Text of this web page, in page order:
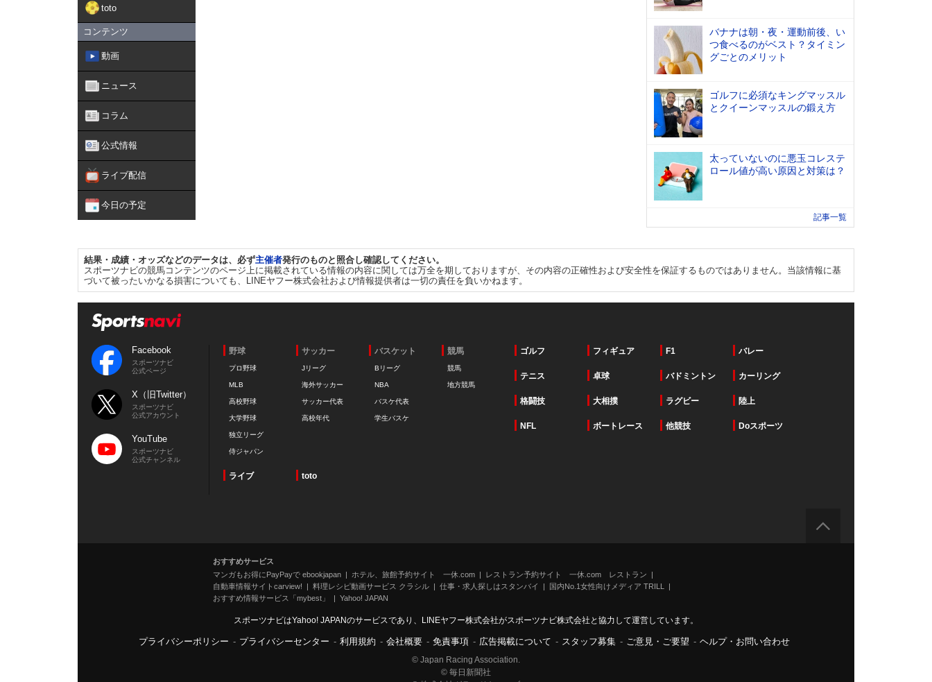
toto
コンテンツ
動画
ニュース
コラム
公式情報
ライブ配信
今日の予定
バナナは朝・夜・運動前後、い
つ食べるのがベスト？タイミン
グごとのメリット
ゴルフに必須なキングマッスル
とクイーンマッスルの鍛え方
太っていないのに悪玉コレステ
ロール値が高い原因と対策は？
記事一覧
結果・成績・オッズなどのデータは、必ず主催者発行のものと照合し確認してください。
スポーツナビの競馬コンテンツのページ上に掲載されている情報の内容に関しては万全を期しておりますが、その内容の正確性および安全性を保証するものではありません。当該情報に基
づいて被ったいかなる損害についても、LINEヤフー株式会社および情報提供者は一切の責任を負いかねます。
Facebook
スポーツナビ
公式ページ
X（旧Twitter）
スポーツナビ
公式アカウント
YouTube
スポーツナビ
公式チャンネル
野球
プロ野球
MLB
高校野球
大学野球
独立リーグ
侍ジャパン
サッカー
Jリーグ
海外サッカー
サッカー代表
高校年代
バスケット
Bリーグ
NBA
バスケ代表
学生バスケ
競馬
競馬
地方競馬
ゴルフ フィギュア F1 バレー
テニス 卓球 バドミントン カーリング
格闘技 大相撲 ラグビー 陸上
NFL ボートレース 他競技 Doスポーツ
ライブ toto
おすすめサービス
マンガもお得にPayPayで ebookjapan
ホテル、旅館予約サイト 一休.com
レストラン予約サイト 一休.com レストラン
自動車情報サイトcarview!
料理レシピ動画サービス クラシル 仕事・求人探しはスタンバイ
国内No.1女性向けメディア TRILL
おすすめ情報サービス「mybest」
Yahoo! JAPAN
スポーツナビはYahoo! JAPANのサービスであり、LINEヤフー株式会社がスポーツナビ株式会社と協力して運営しています。
プライバシーポリシー - プライバシーセンター - 利用規約 - 会社概要 - 免責事項 - 広告掲載について - スタッフ募集 - ご意見・ご要望 - ヘルプ・お問い合わせ
© Japan Racing Association.
© 毎日新聞社